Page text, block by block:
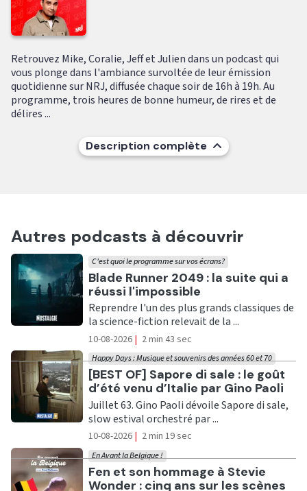
Retrouvez Mike, Coralie, Jeff et Julien dans un podcast qui
vous plonge dans l'ambiance survoltée de leur émission
quotidienne sur NRJ, diffusée chaque soir de 16h à 19h. Au
programme, trois heures de bonne humeur, de rires et de
délires ...
Description complète
Autres podcasts à découvrir
Ecouter
Blade Runner 2049 : la suite qui a
réussi l'impossible
C'est quoi le programme sur vos écrans?
Reprendre l'un des plus grands classiques de
la science-fiction relevait de la ...
10-08-2026 | 2 min 43 sec
Ecouter
[BEST OF] Sapore di sale : le goût
d’été venu d’Italie par Gino Paoli
Happy Days : Musique et souvenirs des années 60 et 70
Juillet 63. Gino Paoli dévoile Sapore di sale,
slow estival orchestré par ...
10-08-2026 | 2 min 19 sec
Ecouter
Fen et son hommage à Stevie
Wonder : cinq ans sur les scènes
En Avant la Belgique !